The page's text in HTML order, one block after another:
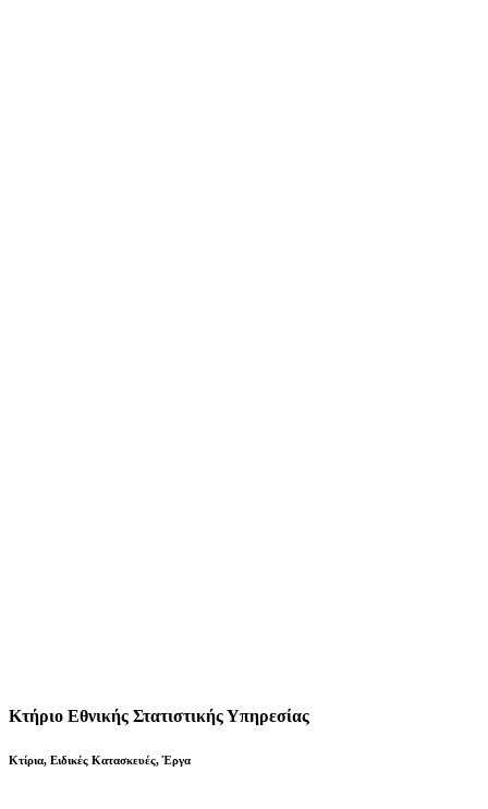
Κτήριο Εθνικής Στατιστικής Υπηρεσίας
Κτίρια, Ειδικές Κατασκευές,Έργα